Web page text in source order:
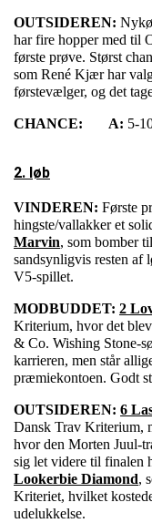
OUTSIDEREN:
har fire hopper med til
første prøve. Størst
som René Kjær har
førstevælger, og det
CHANCE: A: 5-
2. løb
VINDEREN: Første
hingste/vallakker et
Marvin, som bomber
sandsynligvis resten af
V5-spillet.
MODBUDDET: 2
Kriterium, hvor det
& Co. Wishing Stone-
karrieren, men står
præmiekontoen. Godt
OUTSIDEREN: 6
Dansk Trav Kriterium,
hvor den Morten Juul-
sig let videre til finalen
Lookerbie Diamond,
Kriteriet, hvilket
udelukkelse.